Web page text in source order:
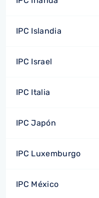
IPC Islandia
IPC Israel
IPC Italia
IPC Japón
IPC Luxemburgo
IPC México